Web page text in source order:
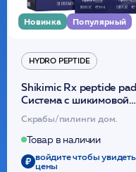
Новинка Популярный
HYDRO PEPTIDE
Shikimic Rx peptide
Cистема с шикимовой
кислотой обновляющая
(30шт) /HP
Скрабы/пилинги дом.
Товар в наличии
войдите чтобы увидеть
цены